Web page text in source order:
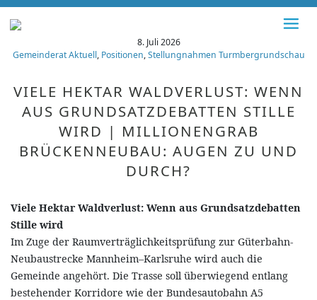
8. Juli 2026
Gemeinderat Aktuell, Positionen,Stellungnahmen Turmbergrundschau
VIELE HEKTAR WALDVERLUST: WENN
AUS GRUNDSATZDEBATTEN STILLE
WIRD | MILLIONENGRAB
BRÜCKENNEUBAU: AUGEN ZU UND
DURCH?
Viele Hektar Waldverlust: Wenn aus Grundsatzdebatten
Stille wird
Im Zuge der Raumverträglichkeitsprüfung zur Güterbahn-
Neubaustrecke Mannheim–Karlsruhe wird auch die
Gemeinde angehört. Die Trasse soll überwiegend entlang
bestehender Korridore wie der Bundesautobahn A5